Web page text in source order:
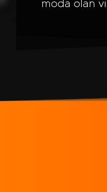
moda olan